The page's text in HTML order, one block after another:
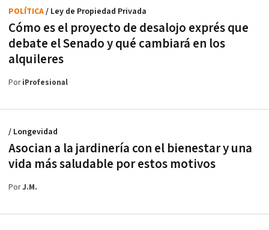
Cómo es el proyecto de desalojo exprés que
debate el Senado y qué cambiará en los
alquileres
POLÍTICA/ Ley de Propiedad Privada
PoriProfesional
Asocian a la jardinería con el bienestar y una
vida más saludable por estos motivos
/ Longevidad
PorJ.M.